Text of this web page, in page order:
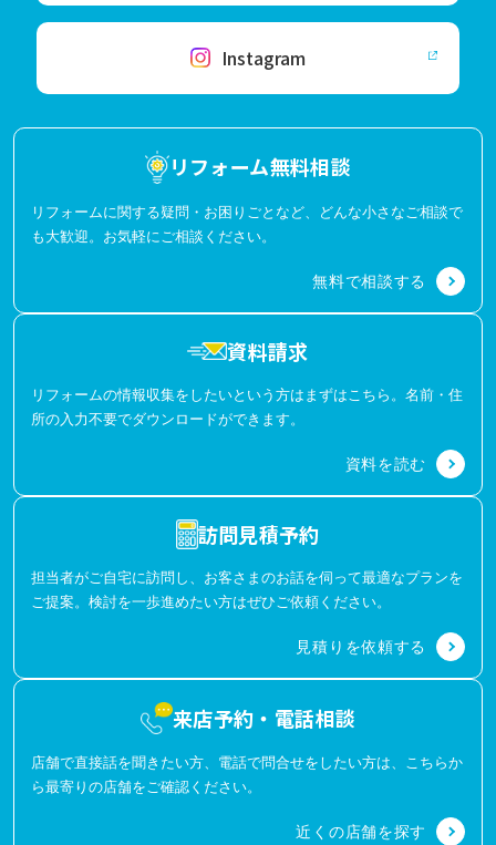
Instagram
リフォーム無料相談
リフォームに関する疑問・お困りごとなど、どんな小さなご相談で
も大歓迎。お気軽にご相談ください。
無料で相談する
資料請求
リフォームの情報収集をしたいという方はまずはこちら。名前・住
所の入力不要でダウンロードができます。
資料を読む
訪問見積予約
担当者がご自宅に訪問し、お客さまのお話を伺って最適なプランを
ご提案。検討を一歩進めたい方はぜひご依頼ください。
見積りを依頼する
来店予約・電話相談
店舗で直接話を聞きたい方、電話で問合せをしたい方は、こちらか
ら最寄りの店舗をご確認ください。
近くの店舗を探す